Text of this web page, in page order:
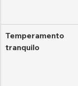
Temperamento
tranquilo